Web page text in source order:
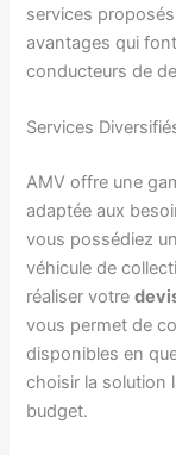
services
avantages qui
conducteurs de
Services
AMV offre une
adaptée aux
vous possédiez
véhicule de
réaliser votre
vous permet de
disponibles en
choisir la solution
budget.